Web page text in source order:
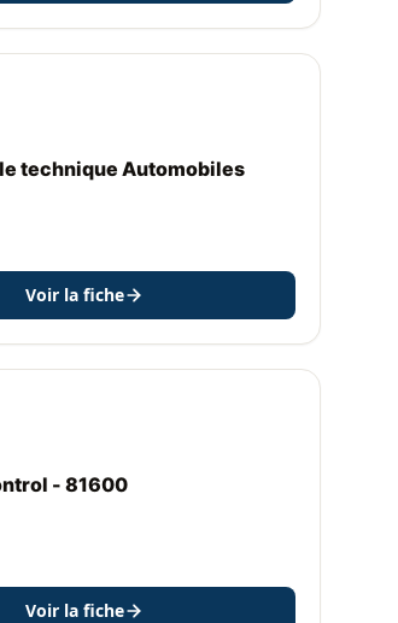
technique Automobiles
Voir la fiche
- 81600
Voir la fiche